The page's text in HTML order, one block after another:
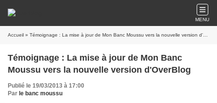
MENU
Accueil » Témoignage : La mise à jour de Mon Banc Moussu vers la nouvelle version d'OverBlog
Témoignage : La mise à jour de Mon Banc
Moussu vers la nouvelle version d'OverBlog
Publié le 19/03/2013 à 17:00
Par le banc moussu